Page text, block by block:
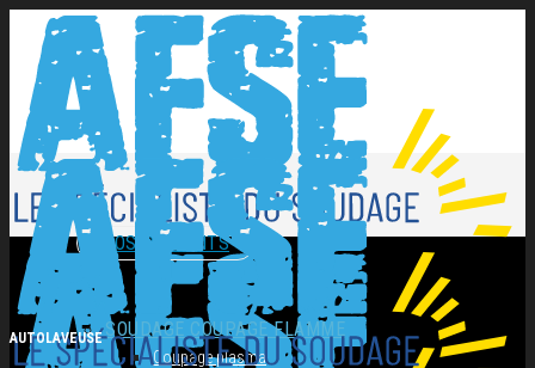
NOS PRODUITS
SOUDAGE COUPAGE FLAMME
Coupage plasma
AUTOLAVEUSE